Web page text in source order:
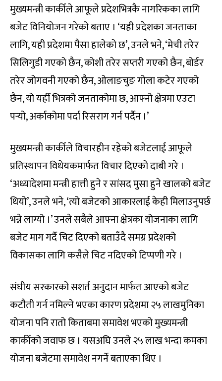
मुख्यमन्त्री कार्कीले आफूले प्रदेशभित्रकै नागरिकका लागि
बजेट विनियोजन गरेको बताए । ‘यही प्रदेशका जनताका
लागि, यही प्रदेशमा पैसा हालेको छ’, उनले भने, ‘मेची तरेर
सिलिगुडी गएको छैन, कोशी तरेर सप्तरी गएको छैन, बोर्डर
तरेर जोगवनी गएको छैन, ओलाङचुङ गोला कटेर गएको
छैन, यो यहीँ भित्रको जनताकोमा छ, आफ्नो क्षेत्रमा एउटा
पर्‍यो, अर्काकोमा पर्दा रिसराग गर्न पर्दैन ।’
मुख्यमन्त्री कार्कीले विचारहीन रहेको बजेटलाई आफूले
प्रतिस्थापन विधेयकमार्फत विचार दिएको दाबी गरे ।
‘अध्यादेशमा मन्त्री हात्ती हुने र सांसद मुसा हुने खालको बजेट
थियो’, उनले भने, ‘त्यो बजेटको आकारलाई केही मिलाउनुपर्छ
भन्ने लाग्यो ।’ उनले सबैले आफ्ना क्षेत्रका योजनाका लागि
बजेट माग गर्दै चिट दिएको बताउँदै समग्र प्रदेशको
विकासका लागि कसैले चिट नदिएको टिप्पणी गरे ।
संघीय सरकारको सशर्त अनुदान मार्फत आएको बजेट
कटौती गर्न नमिल्ने भएका कारण प्रदेशमा २५ लाखमुनिका
योजना पनि रातो किताबमा समावेश भएको मुख्यमन्त्री
कार्कीको जवाफ छ । यसअघि उनले २५ लाख भन्दा कमका
योजना बजेटमा समावेश नगर्ने बताएका थिए ।